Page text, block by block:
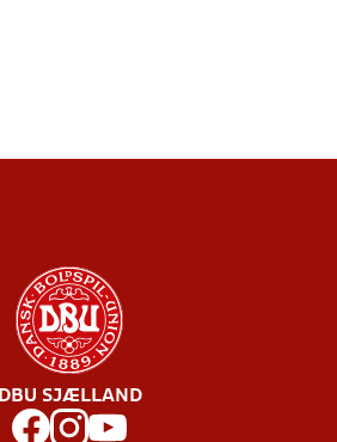
DBU SJÆLLAND